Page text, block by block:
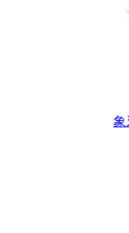
象